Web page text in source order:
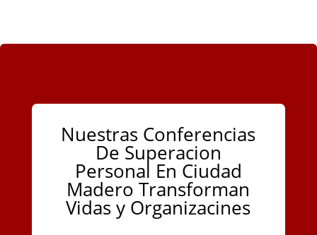
Nuestras Conferencias
De Superacion
Personal En Ciudad
Madero Transforman
Vidas y Organizacines